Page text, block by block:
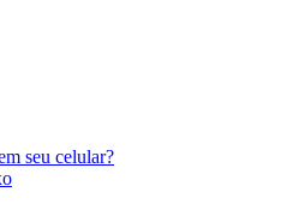
seu celular?